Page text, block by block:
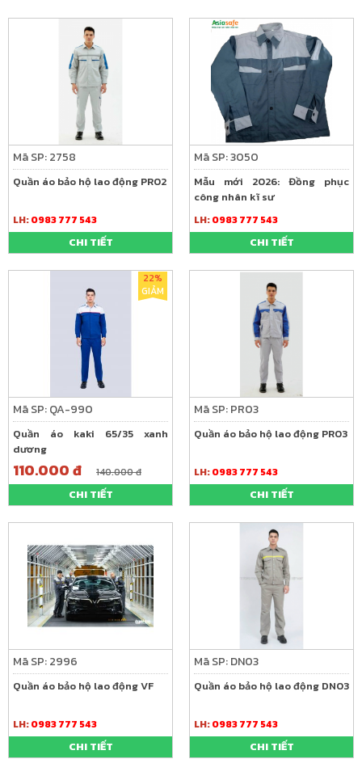
Mã SP: 2758
Quần áo bảo hộ lao động PR02
LH:0983 777 543
CHI TIẾT
Mã SP: 3050
Mẫu mới 2026: Đồng phục
công nhân kĩ sư
LH:0983 777 543
CHI TIẾT
22%
GIẢM
Mã SP: QA-990
Quần áo kaki 65/35 xanh
dương
110.000 đ 140.000 đ
CHI TIẾT
Mã SP: PR03
Quần áo bảo hộ lao động PR03
LH:0983 777 543
CHI TIẾT
Mã SP: 2996
Quần áo bảo hộ lao động VF
LH:0983 777 543
CHI TIẾT
Mã SP: DN03
Quần áo bảo hộ lao động DN03
LH:0983 777 543
CHI TIẾT